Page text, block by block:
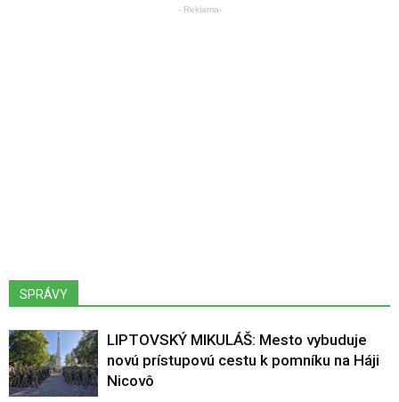
- Reklama-
SPRÁVY
LIPTOVSKÝ MIKULÁŠ: Mesto vybuduje
novú prístupovú cestu k pomníku na Háji
Nicovô